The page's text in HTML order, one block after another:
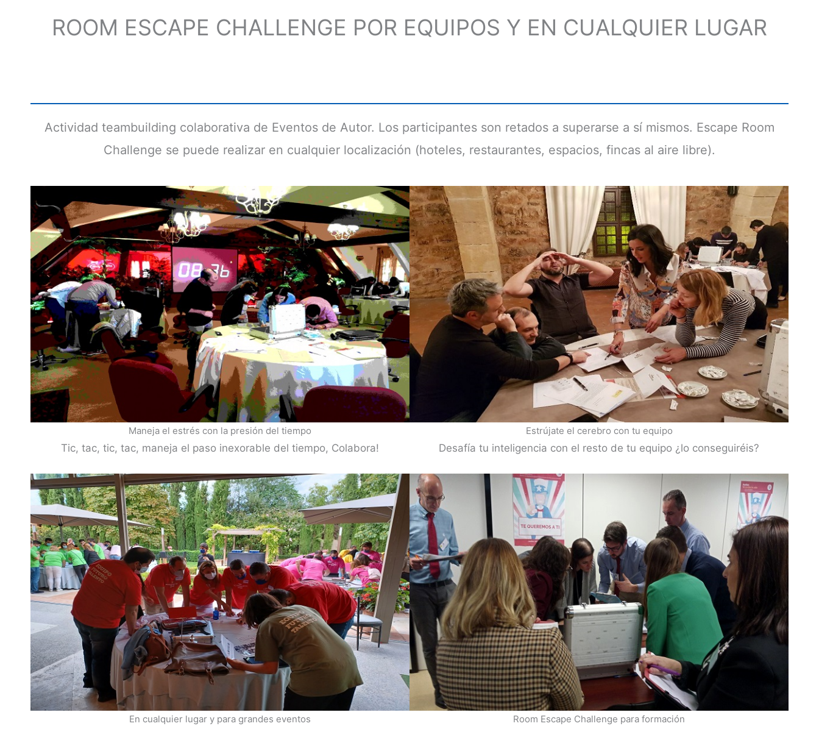
ROOM ESCAPE CHALLENGE POR EQUIPOS Y EN CUALQUIER LUGAR
Actividad teambuilding colaborativa de Eventos de Autor. Los participantes son retados a superarse a sí mismos. Escape Room
Challenge se puede realizar en cualquier localización (hoteles, restaurantes, espacios, fincas al aire libre).
Maneja el estrés con la presión del tiempo
Tic, tac, tic, tac, maneja el paso inexorable del tiempo, Colabora!
En cualquier lugar y para grandes eventos
Estrújate el cerebro con tu equipo
Desafía tu inteligencia con el resto de tu equipo ¿lo conseguiréis?
Room Escape Challenge para formación